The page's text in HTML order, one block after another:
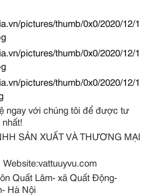
ngay với chúng tôi để được tư
SẢN XUẤT VÀ THƯƠNG MẠI
Quất Lâm- xã Quất Động-
Hà Nội